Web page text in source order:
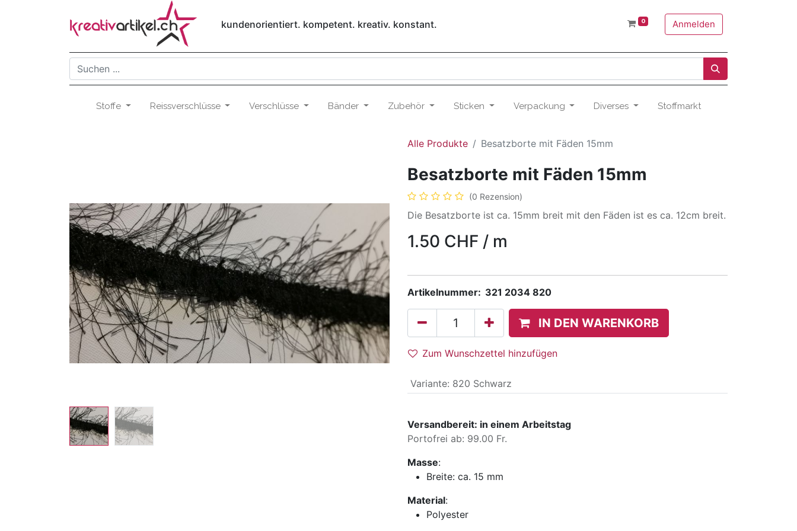
kundenorientiert. kompetent. kreativ. konstant. 0 Anmelden
Stoffe Reissverschlüsse Verschlüsse Bänder Zubehör Sticken Verpackung Diverses Stoffmarkt
Alle Produkte Besatzborte mit Fäden 15mm
Besatzborte mit Fäden 15mm
(0 Rezension)
Die Besatzborte ist ca. 15mm breit mit den Fäden ist es ca. 12cm breit.
1.50 CHF / m
Artikelnummer: 321 2034 820
IN DEN WARENKORB
Zum Wunschzettel hinzufügen
Variante: 820 Schwarz
Versandbereit: in einem Arbeitstag
Portofrei ab: 99.00 Fr.
Masse:
Breite: ca. 15 mm
Material:
Polyester